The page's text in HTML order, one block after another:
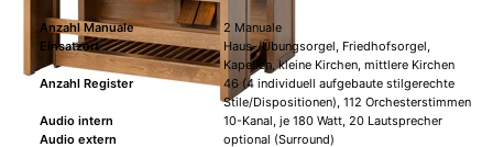
Anzahl Manuale
2 Manuale
Einsatzort
Haus-/Übungsorgel, Friedhofsorgel,
Kapellen, kleine Kirchen, mittlere Kirchen
Anzahl Register
46 (4 individuell aufgebaute stilgerechte
Stile/Dispositionen), 112 Orchesterstimmen
Audio intern
10-Kanal, je 180 Watt, 20 Lautsprecher
Audio extern
optional (Surround)